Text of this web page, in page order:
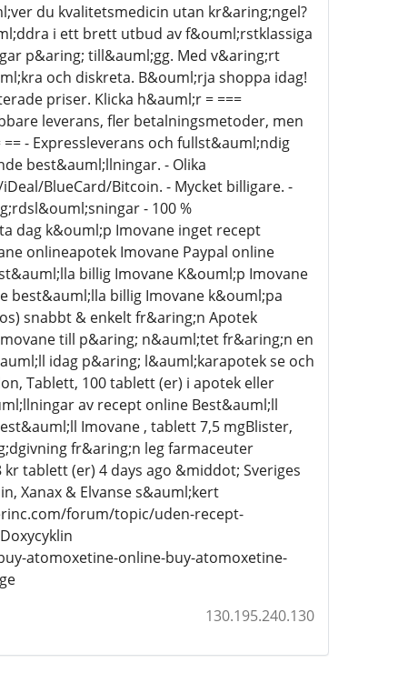
du kvalitetsmedicin utan kr&aring;ngel?
i ett brett utbud av f&ouml;rstklassiga
p&aring; till&auml;gg. Med v&aring;rt
och diskreta. B&ouml;rja shoppa idag!
priser. Klicka h&auml;r = ===
leverans, fler betalningsmetoder, men
- Expressleverans och fullst&auml;ndig
best&auml;llningar. - Olika
BlueCard/Bitcoin. - Mycket billigare. -
- 100 %
dag k&ouml;p Imovane inget recept
onlineapotek Imovane Paypal online
billig Imovane K&ouml;p Imovane
best&auml;lla billig Imovane k&ouml;pa
snabbt & enkelt fr&aring;n Apotek
till p&aring; n&auml;tet fr&aring;n en
idag p&aring; l&auml;karapotek se och
Tablett, 100 tablett (er) i apotek eller
av recept online Best&auml;ll
Imovane , tablett 7,5 mgBlister,
fr&aring;n leg farmaceuter
tablett (er) 4 days ago &middot; Sveriges
Xanax & Elvanse s&auml;kert
forum/topic/uden-recept-
atomoxetine-online-buy-atomoxetine-
130.195.240.130